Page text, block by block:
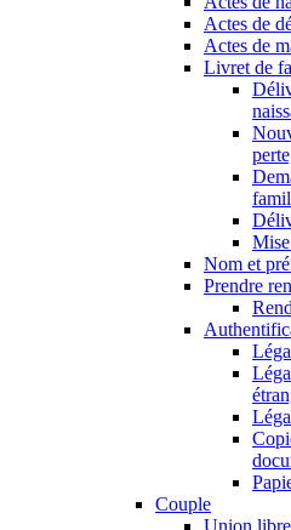
Actes de
Actes de
Livret de
Nom et
Prendre
Couple